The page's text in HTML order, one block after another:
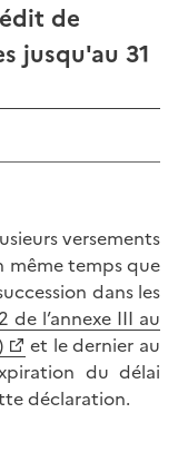
de
jusqu'au 31
versements
même temps que
dans les
de l’annexe III au
et le dernier au
du délai
déclaration.